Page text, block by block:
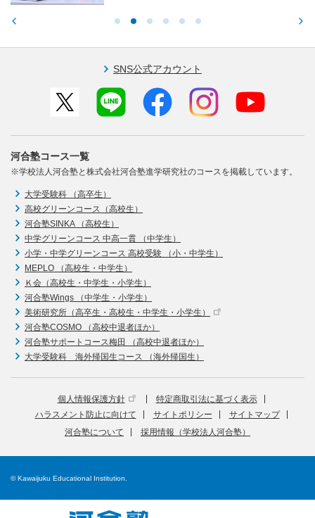
SNS公式アカウント
河合塾コース一覧
※学校法人河合塾と株式会社河合塾進学研究社のコースを掲載しています。
大学受験科 （高卒生）
高校グリーンコース（高校生）
河合塾SINKA （高校生）
中学グリーンコース 中高一貫 （中学生）
小学・中学グリーンコース 高校受験 （小・中学生）
MEPLO （高校生・中学生）
Ｋ会（高校生・中学生・小学生）
河合塾Wings （中学生・小学生）
美術研究所（高卒生・高校生・中学生・小学生）
河合塾COSMO （高校中退者ほか）
河合塾サポートコース梅田 （高校中退者ほか）
大学受験科 海外帰国生コース （海外帰国生）
個人情報保護方針
特定商取引法に基づく表示
ハラスメント防止に向けて
サイトポリシー
サイトマップ
河合塾について
採用情報（学校法人河合塾）
© Kawaijuku Educational Institution.